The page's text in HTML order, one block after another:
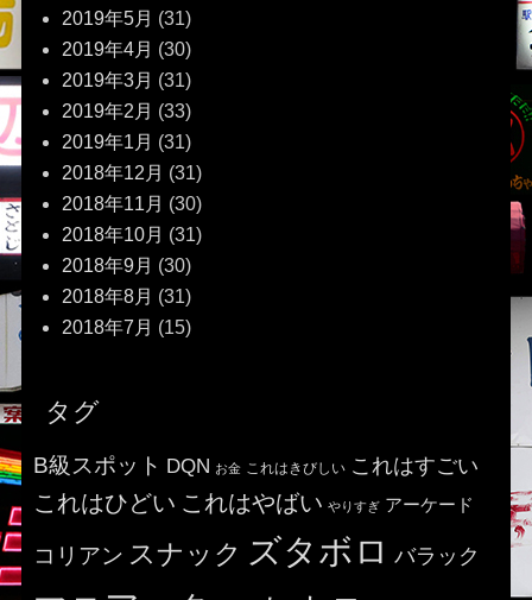
2019年5月 (31)
2019年4月 (30)
2019年3月 (31)
2019年2月 (33)
2019年1月 (31)
2018年12月 (31)
2018年11月 (30)
2018年10月 (31)
2018年9月 (30)
2018年8月 (31)
2018年7月 (15)
タグ
B級スポット DQN お金 これはきびしい これはすごい
これはひどい これはやばい やりすぎ アーケード
コリアン スナック ズタボロ バラック